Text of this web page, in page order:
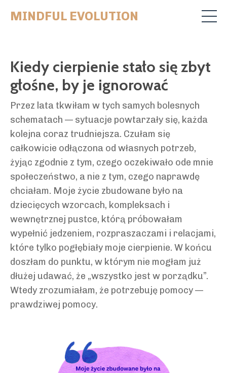
MINDFUL EVOLUTION
Kiedy cierpienie stało się zbyt
głośne, by je ignorować
Przez lata tkwiłam w tych samych bolesnych
schematach — sytuacje powtarzały się, każda
kolejna coraz trudniejsza. Czułam się
całkowicie odłączona od własnych potrzeb,
żyjąc zgodnie z tym, czego oczekiwało ode mnie
społeczeństwo, a nie z tym, czego naprawdę
chciałam. Moje życie zbudowane było na
dziecięcych wzorcach, kompleksach i
wewnętrznej pustce, którą próbowałam
wypełnić jedzeniem, rozpraszaczami i relacjami,
które tylko pogłębiały moje cierpienie. W końcu
doszłam do punktu, w którym nie mogłam już
dłużej udawać, że „wszystko jest w porządku”.
Wtedy zrozumiałam, że potrzebuję pomocy —
prawdziwej pomocy.